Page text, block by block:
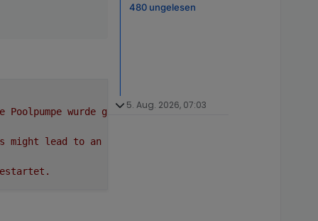
Poolpumpe wurde gestartet.
might lead to an
480 ungelesen
5. Aug. 2026, 07:03